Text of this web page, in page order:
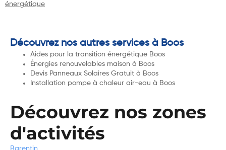
énergétique
Découvrez nos autres services à Boos
Aides pour la transition énergétique Boos
Énergies renouvelables maison à Boos
Devis Panneaux Solaires Gratuit à Boos
Installation pompe à chaleur air-eau à Boos
Découvrez nos zones
d'activités
Barentin